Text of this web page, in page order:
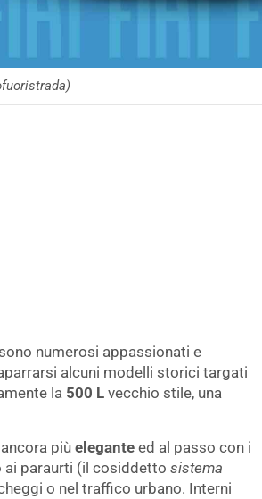
numerosi appassionati e
alcuni modelli storici targati
la 500 L vecchio stile, una
più elegante ed al passo con i
paraurti (il cosiddetto sistema
o nel traffico urbano. Interni